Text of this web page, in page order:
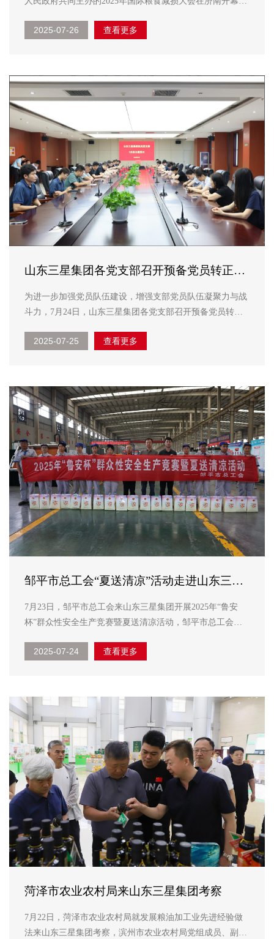
食减损治理、科技创新等议题展开研讨，共促全球粮食安
2025-07-26 查看更多
山东三星集团各党支部召开预备党员转正大
为进一步加强党员队伍建设，增强支部党员队伍凝聚力与战
斗力，7月24日，山东三星集团各党支部召开预备党员转正
会上，预备党员向党组织宣读转正申请，详细汇报在一年预
2025-07-25 查看更多
邹平市总工会“夏送清凉”活动走进山东三星
7月23日，邹平市总工会来山东三星集团开展2025年“鲁安
杯”群众性安全生产竞赛暨夏送清凉活动，邹平市总工会党
力资源部负责人孙德栋陪同活动。 夏应东详细了解了企业
2025-07-24 查看更多
菏泽市农业农村局来山东三星集团考察
7月22日，菏泽市农业农村局就发展粮油加工业先进经验做
法来山东三星集团考察，滨州市农业农村局党组成员、副局